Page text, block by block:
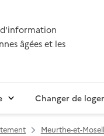
âgées et les
Changer de
Meurthe-et-